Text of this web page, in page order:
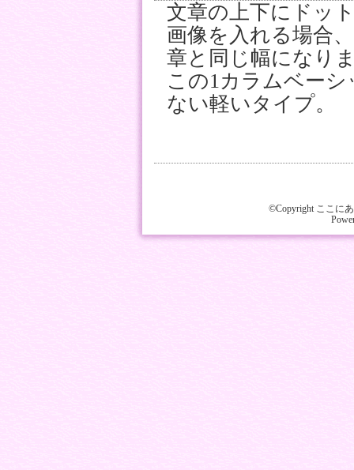
文章の上下にドッ
画像を入れる場合
章と同じ幅になり
この1カラムベー
ない軽いタイプ。
©Copyright ここに